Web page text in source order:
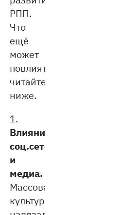
РПП.
Что
ещё
может
повлиять,
читайте
ниже.
1.
Влияние
соц.сетей
и
медиа.
Массовая
культура